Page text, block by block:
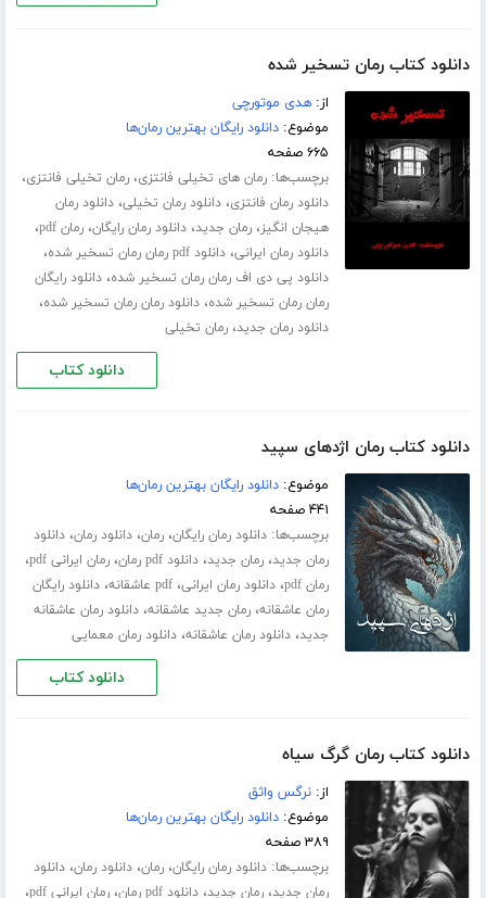
دانلود کتاب رمان تسخیر شده
از:هدی موتورچی
موضوع:دانلود رایگان بهترین رمان‌ها
۶۶۵ صفحه
برچسب‌ها:رمان های تخیلی فانتزی،رمان تخیلی فانتزی،
دانلود رمان فانتزی،دانلود رمان تخیلی،دانلود رمان
هیجان انگیز،رمان جدید،دانلود رمان رایگان،رمان pdf ،
دانلود رمان ایرانی،دانلود pdf رمان رمان تسخیر شده ،
دانلود پی دی اف رمان رمان تسخیر شده،دانلود رایگان
رمان رمان تسخیر شده،دانلود رمان رمان تسخیر شده،
دانلود رمان جدید،رمان تخیلی
دانلود کتاب
دانلود کتاب رمان اژدهای سپید
موضوع:دانلود رایگان بهترین رمان‌ها
۴۴۱ صفحه
برچسب‌ها:دانلود رمان رایگان،رمان،دانلود رمان،دانلود
رمان جدید،رمان جدید،دانلود pdf رمان ،رمان ایرانی pdf ،
رمان pdf ،دانلود رمان ایرانی،pdf عاشقانه ،دانلود رایگان
رمان عاشقانه،رمان جدید عاشقانه،دانلود رمان عاشقانه
جدید،دانلود رمان عاشقانه،دانلود رمان معمایی
دانلود کتاب
دانلود کتاب رمان گرگ سیاه
از:نرگس واثق
موضوع:دانلود رایگان بهترین رمان‌ها
۳۸۹ صفحه
برچسب‌ها:دانلود رمان رایگان،رمان،دانلود رمان،دانلود
رمان جدید،رمان جدید،دانلود pdf رمان ،رمان ایرانی pdf ،